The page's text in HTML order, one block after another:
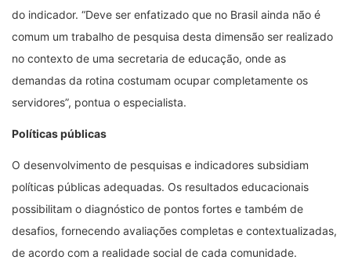
do indicador. “Deve ser enfatizado que no Brasil ainda não é
comum um trabalho de pesquisa desta dimensão ser realizado
no contexto de uma secretaria de educação, onde as
demandas da rotina costumam ocupar completamente os
servidores”, pontua o especialista.
Políticas públicas
O desenvolvimento de pesquisas e indicadores subsidiam
políticas públicas adequadas. Os resultados educacionais
possibilitam o diagnóstico de pontos fortes e também de
desafios, fornecendo avaliações completas e contextualizadas,
de acordo com a realidade social de cada comunidade.